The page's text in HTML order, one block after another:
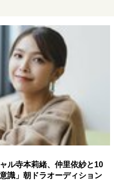
ル寺本莉緒、仲里依紗と10
識」朝ドラオーディション